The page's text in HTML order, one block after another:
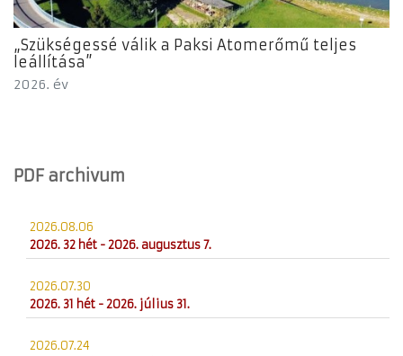
„Szükségessé válik a Paksi Atomerőmű teljes
leállítása”
2026. év
PDF archivum
2026.08.06
2026. 32 hét - 2026. augusztus 7.
2026.07.30
2026. 31 hét - 2026. július 31.
2026.07.24